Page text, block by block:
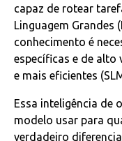
capaz de rotear
Linguagem Grandes
conhecimento é
específicas e de alto
e mais eficientes
Essa inteligência de
modelo usar para
verdadeiro